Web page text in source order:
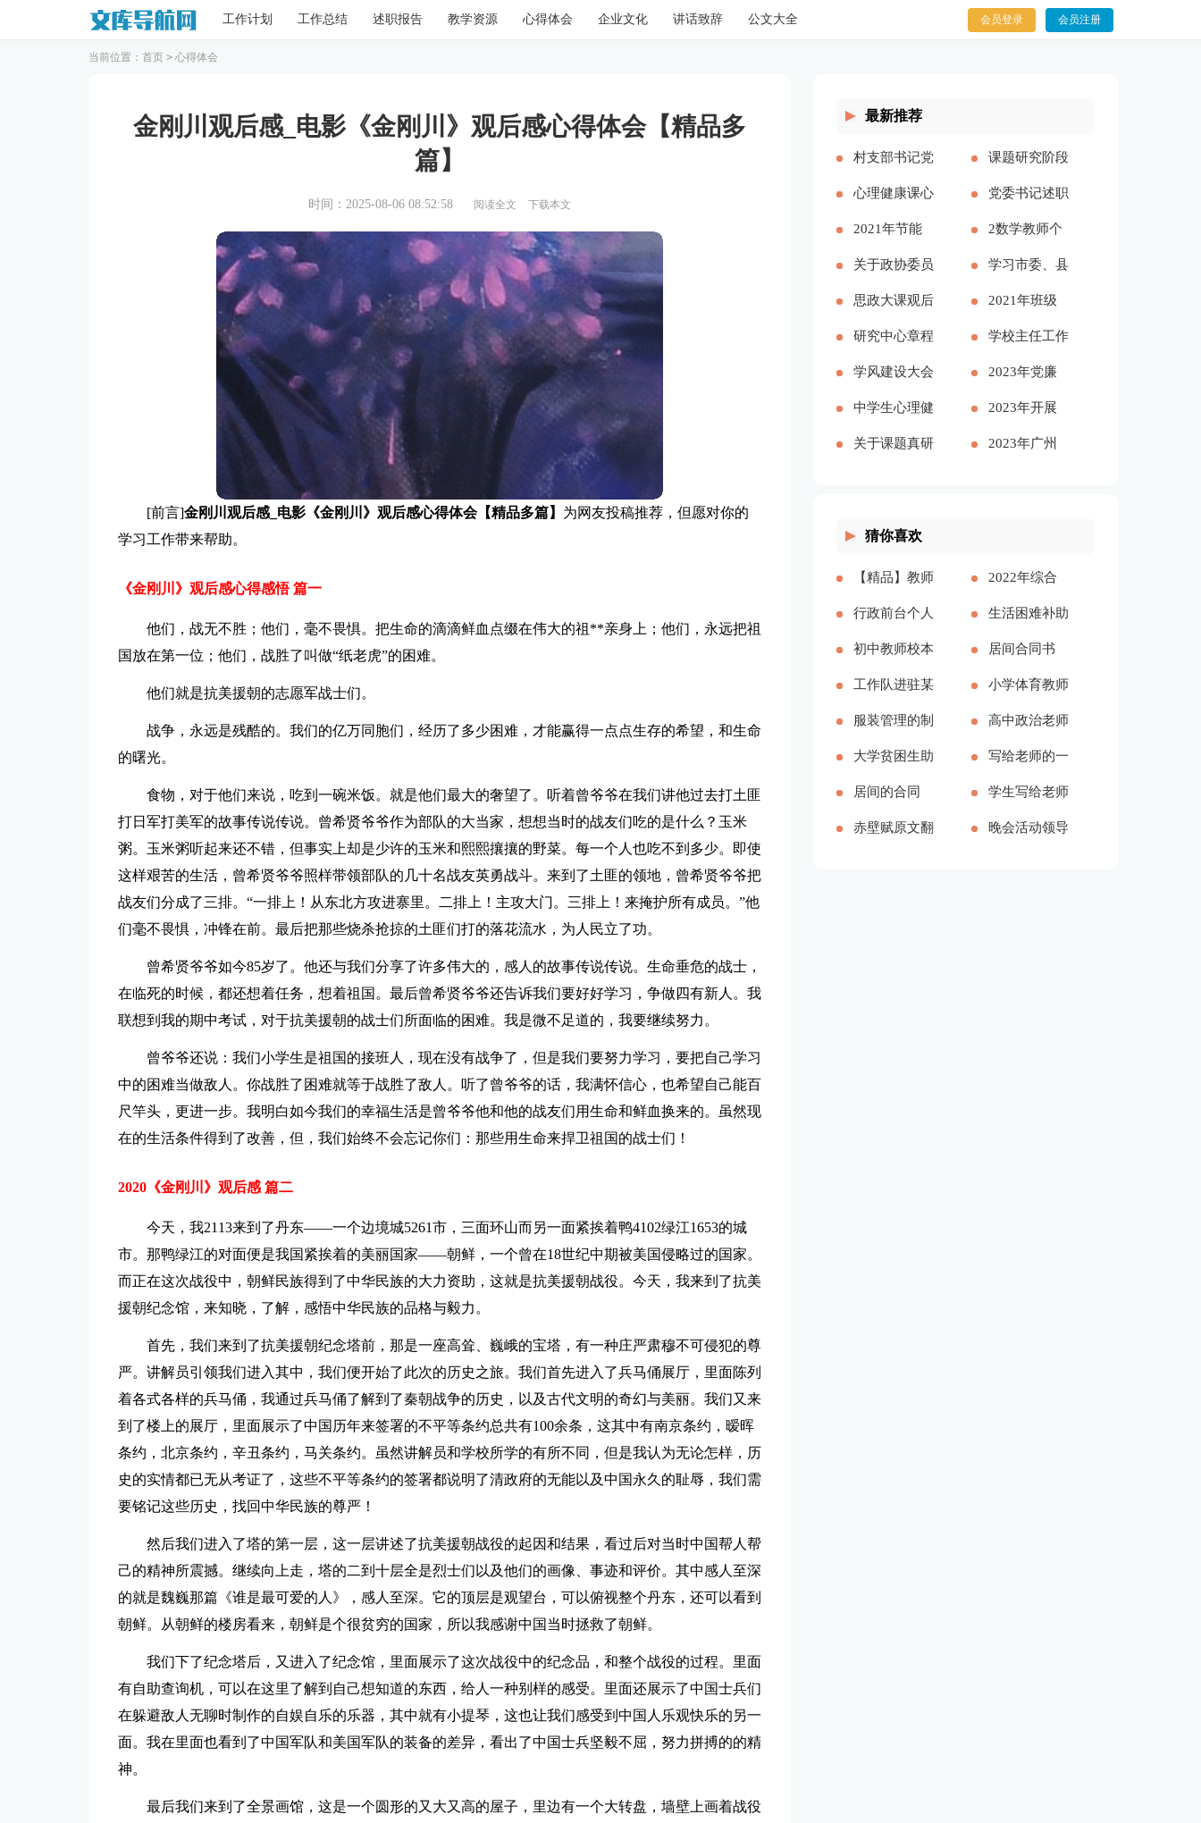
工作计划 工作总结 述职报告 教学资源 心得体会 企业文化 讲话致辞 公文大全 会员登录 会员注册
当前位置： 首页 > 心得体会
金刚川观后感_电影《金刚川》观后感心得体会【精品多
篇】
时间：2025-08-06 08:52:58 阅读全文 下载本文
[前言]金刚川观后感_电影《金刚川》观后感心得体会【精品多篇】 为网友投稿推荐，但愿对你的
学习工作带来帮助。
《金刚川》观后感心得感悟 篇一
他们，战无不胜；他们，毫不畏惧。把生命的滴滴鲜血点缀在伟大的祖**亲身上；他们，永远把祖
国放在第一位；他们，战胜了叫做“纸老虎”的困难。
他们就是抗美援朝的志愿军战士们。
战争，永远是残酷的。我们的亿万同胞们，经历了多少困难，才能赢得一点点生存的希望，和生命
的曙光。
食物，对于他们来说，吃到一碗米饭。就是他们最大的奢望了。听着曾爷爷在我们讲他过去打土匪
打日军打美军的故事传说传说。曾希贤爷爷作为部队的大当家，想想当时的战友们吃的是什么？玉米
粥。玉米粥听起来还不错，但事实上却是少许的玉米和熙熙攘攘的野菜。每一个人也吃不到多少。即使
这样艰苦的生活，曾希贤爷爷照样带领部队的几十名战友英勇战斗。来到了土匪的领地，曾希贤爷爷把
战友们分成了三排。“一排上！从东北方攻进寨里。二排上！主攻大门。三排上！来掩护所有成员。”他
们毫不畏惧，冲锋在前。最后把那些烧杀抢掠的土匪们打的落花流水，为人民立了功。
曾希贤爷爷如今85岁了。他还与我们分享了许多伟大的，感人的故事传说传说。生命垂危的战士，
在临死的时候，都还想着任务，想着祖国。最后曾希贤爷爷还告诉我们要好好学习，争做四有新人。我
联想到我的期中考试，对于抗美援朝的战士们所面临的困难。我是微不足道的，我要继续努力。
曾爷爷还说：我们小学生是祖国的接班人，现在没有战争了，但是我们要努力学习，要把自己学习
中的困难当做敌人。你战胜了困难就等于战胜了敌人。听了曾爷爷的话，我满怀信心，也希望自己能百
尺竿头，更进一步。我明白如今我们的幸福生活是曾爷爷他和他的战友们用生命和鲜血换来的。虽然现
在的生活条件得到了改善，但，我们始终不会忘记你们：那些用生命来捍卫祖国的战士们！
2020《金刚川》观后感 篇二
今天，我2113来到了丹东——一个边境城5261市，三面环山而另一面紧挨着鸭4102绿江1653的城
市。那鸭绿江的对面便是我国紧挨着的美丽国家——朝鲜，一个曾在18世纪中期被美国侵略过的国家。
而正在这次战役中，朝鲜民族得到了中华民族的大力资助，这就是抗美援朝战役。今天，我来到了抗美
援朝纪念馆，来知晓，了解，感悟中华民族的品格与毅力。
首先，我们来到了抗美援朝纪念塔前，那是一座高耸、巍峨的宝塔，有一种庄严肃穆不可侵犯的尊
严。讲解员引领我们进入其中，我们便开始了此次的历史之旅。我们首先进入了兵马俑展厅，里面陈列
着各式各样的兵马俑，我通过兵马俑了解到了秦朝战争的历史，以及古代文明的奇幻与美丽。我们又来
到了楼上的展厅，里面展示了中国历年来签署的不平等条约总共有100余条，这其中有南京条约，暧晖
条约，北京条约，辛丑条约，马关条约。虽然讲解员和学校所学的有所不同，但是我认为无论怎样，历
史的实情都已无从考证了，这些不平等条约的签署都说明了清政府的无能以及中国永久的耻辱，我们需
要铭记这些历史，找回中华民族的尊严！
然后我们进入了塔的第一层，这一层讲述了抗美援朝战役的起因和结果，看过后对当时中国帮人帮
己的精神所震撼。继续向上走，塔的二到十层全是烈士们以及他们的画像、事迹和评价。其中感人至深
的就是魏巍那篇《谁是最可爱的人》，感人至深。它的顶层是观望台，可以俯视整个丹东，还可以看到
朝鲜。从朝鲜的楼房看来，朝鲜是个很贫穷的国家，所以我感谢中国当时拯救了朝鲜。
我们下了纪念塔后，又进入了纪念馆，里面展示了这次战役中的纪念品，和整个战役的过程。里面
有自助查询机，可以在这里了解到自己想知道的东西，给人一种别样的感受。里面还展示了中国士兵们
在躲避敌人无聊时制作的自娱自乐的乐器，其中就有小提琴，这也让我们感受到中国人乐观快乐的另一
面。我在里面也看到了中国军队和美国军队的装备的差异，看出了中国士兵坚毅不屈，努力拼搏的的精
神。
最后我们来到了全景画馆，这是一个圆形的又大又高的屋子，里边有一个大转盘，墙壁上画着战役
最新推荐
村支部书记党
建报告多篇
课题研究阶段
总结【精品多
篇】
心理健康课心
得多篇
党委书记述职
述廉报告多篇
2021年节能
工作计划和工
作思路
2数学教师个
人述职报告
2023参考多
篇
关于政协委员
履职情况的调
研报告
学习市委、县
委全会精神心
得体会——始
终不渝人民至
上立足岗位履
职尽责
思政大课观后
感分享主题班
会总结
2021年班级
团支书述职报
告
研究中心章程 学校主任工作
总结多篇
学风建设大会
演讲稿【精品
多篇】
2023年党廉
工作报告多篇
中学生心理健
康教育心得体
2023年开展
大兴调查研究
关于课题真研 2023年广州
猜你喜欢
【精品】教师
实习总结模板
集锦七篇[本
文共13000字]
2022年综合
办公室工作计
划[本文共
2143字]
行政前台个人
年度工作总结
（多篇）[本
文共17057字]
生活困难补助
申请书精品多
篇[本文共
4898字]
初中教师校本
培训心得体会
多篇[本文共
8271字]
居间合同书
(精选15篇)
[本文共21860
字]
工作队进驻某
村脱贫攻坚工
作总结[本文
共2512字]
小学体育教师
年度考核个人
工作总结多篇
[本文共6329
字]
服装管理的制
度多篇[本文
共5173字]
高中政治老师
教学反思[本
文共4424字]
大学贫困生助
学金申请书精
品多篇[本文
写给老师的一
封感谢信作文
精品多篇[本
居间的合同
【推荐】[本
学生写给老师
的颁奖词100
赤壁赋原文翻 晚会活动领导